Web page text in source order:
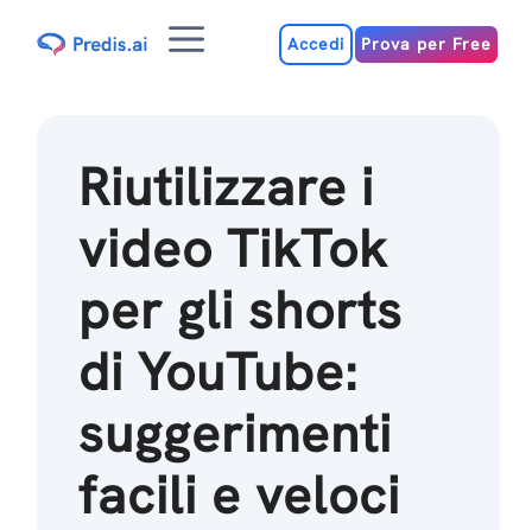
MenuAccedi Prova per Free
Riutilizzare i
video TikTok
per gli shorts
di YouTube:
suggerimenti
facili e veloci